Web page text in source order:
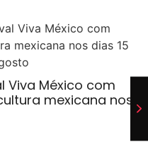
Viva México com
mexicana nos